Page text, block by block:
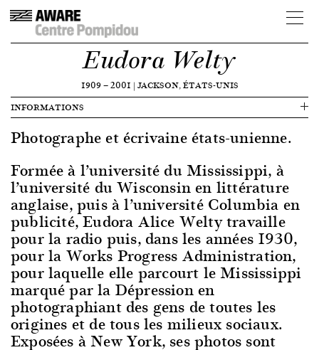
Eudora Welty
1909—2001 | JACKSON, ÉTATS-UNIS
INFORMATIONS
Photographe et écrivaine états-unienne.
Formée à l’université du Mississippi, à
l’université du Wisconsin en littérature
anglaise, puis à l’université Columbia en
publicité, Eudora Alice Welty travaille
pour la radio puis, dans les années 1930,
pour la Works Progress Administration,
pour laquelle elle parcourt le Mississippi
marqué par la Dépression en
photographiant des gens de toutes les
origines et de tous les milieux sociaux.
Exposées à New York, ses photos sont